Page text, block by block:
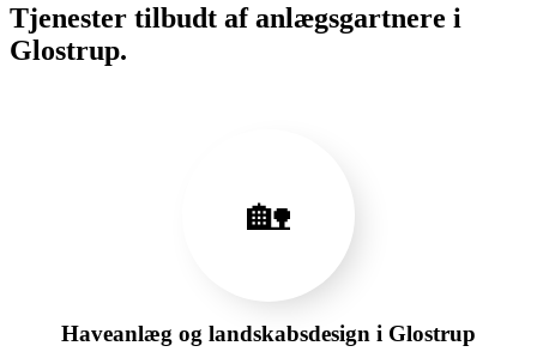
Tjenester tilbudt af anlægsgartnere i
Glostrup.
🏡
Haveanlæg og landskabsdesign i Glostrup